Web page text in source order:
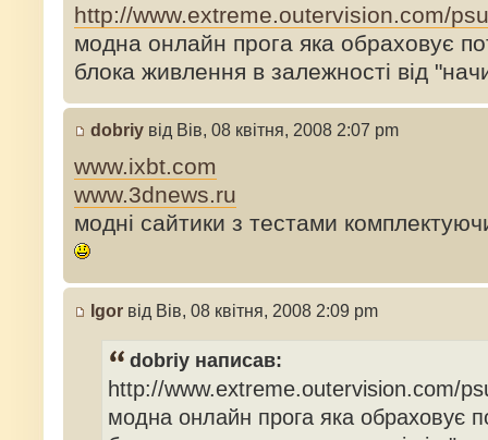
http://www.extreme.outervision.com/
модна онлайн прога яка обраховує
блока живлення в залежності від
dobriy від Вів, 08 квітня, 2008 2:07 pm
www.ixbt.com
www.3dnews.ru
модні сайтики з тестами
Igor від Вів, 08 квітня, 2008 2:09 pm
dobriy написав:
http://www.extreme.outervision.com/
модна онлайн прога яка обраховує